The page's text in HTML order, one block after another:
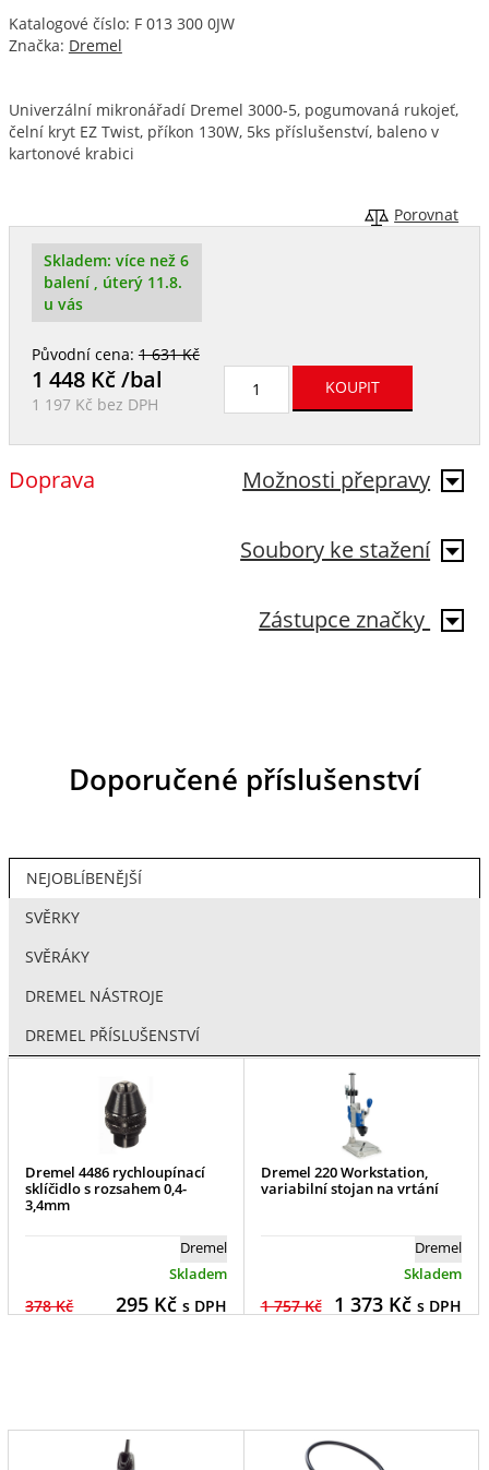
Katalogové číslo: F 013 300 0JW
Značka: Dremel
Univerzální mikronářadí Dremel 3000-5, pogumovaná rukojeť,
čelní kryt EZ Twist, příkon 130W, 5ks příslušenství, baleno v
kartonové krabici
Porovnat
Skladem: více než 6
balení , úterý 11.8.
u vás
Původní cena:1 631 Kč
1 448Kč /bal
1 197 Kč bez DPH
Možnosti přepravy
Doprava
Soubory ke stažení
Zástupce značky
Doporučené příslušenství
NEJOBLÍBENĚJŠÍ
SVĚRKY
SVĚRÁKY
DREMEL NÁSTROJE
DREMEL PŘÍSLUŠENSTVÍ
Dremel 4486 rychloupínací
sklíčidlo s rozsahem 0,4-
3,4mm
Dremel
Skladem
378 Kč 295Kč s DPH
Dremel 220 Workstation,
variabilní stojan na vrtání
Dremel
Skladem
1 757 Kč 1 373Kč s DPH